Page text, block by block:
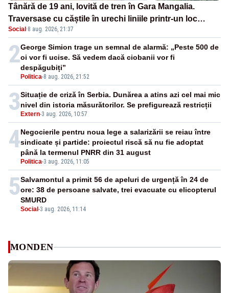
Tânără de 19 ani, lovită de tren în Gara Mangalia.
Traversase cu căștile în urechi liniile printr-un loc
nepermis
Social ·8 aug. 2026, 21:37
2
Politica-8 aug. 2026, 21:52
George Simion trage un semnal de alarmă: „Peste 500 de
oi vor fi ucise. Să vedem dacă ciobanii vor fi
despăgubiți”
3 Extern-3 aug. 2026, 10:57
Situație de criză în Serbia. Dunărea a atins azi cel mai mic
nivel din istoria măsurătorilor. Se prefigurează restricții
4
Politica-3 aug. 2026, 11:05
Negocierile pentru noua lege a salarizării se reiau între
sindicate și partide: proiectul riscă să nu fie adoptat
până la termenul PNRR din 31 august
5
Social -3 aug. 2026, 11:14
Salvamontul a primit 56 de apeluri de urgență în 24 de
ore: 38 de persoane salvate, trei evacuate cu elicopterul
SMURD
MONDEN